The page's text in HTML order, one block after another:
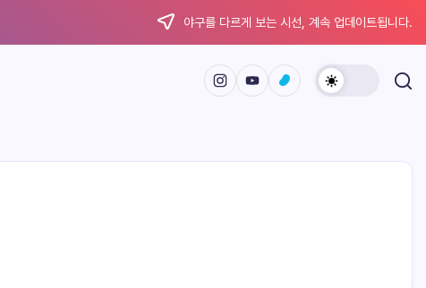
야구를 다르게 보는 시선, 계속 업데이트됩니다.